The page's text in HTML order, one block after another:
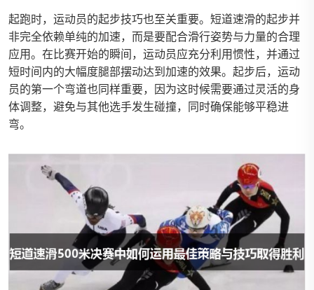
起跑时，运动员的起步技巧也至关重要。短道速滑的起步并
非完全依赖单纯的加速，而是要配合滑行姿势与力量的合理
应用。在比赛开始的瞬间，运动员应充分利用惯性，并通过
短时间内的大幅度腿部摆动达到加速的效果。起步后，运动
员的第一个弯道也同样重要，因为这时候需要通过灵活的身
体调整，避免与其他选手发生碰撞，同时确保能够平稳进
弯。